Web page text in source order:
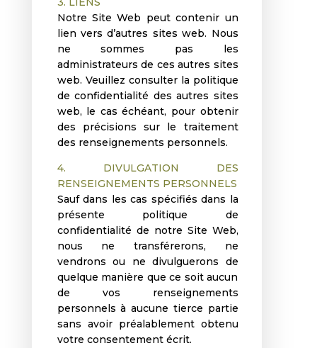
Notre Site Web peut contenir un
lien vers d’autres sites web. Nous
ne sommes pas les
administrateurs de ces autres sites
web. Veuillez consulter la politique
de confidentialité des autres sites
web, le cas échéant, pour obtenir
des précisions sur le traitement
des renseignements personnels.
4. DIVULGATION DES
RENSEIGNEMENTS PERSONNELS
Sauf dans les cas spécifiés dans la
présente politique de
confidentialité de notre Site Web,
nous ne transférerons, ne
vendrons ou ne divulguerons de
quelque manière que ce soit aucun
de vos renseignements
personnels à aucune tierce partie
sans avoir préalablement obtenu
votre consentement écrit.